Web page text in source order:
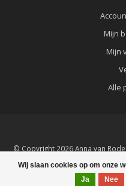
Wij slaan cookies op om onze
Ja
Nee
Mijn
Mijn
Alle
© Copyright 2026 Anna van
design